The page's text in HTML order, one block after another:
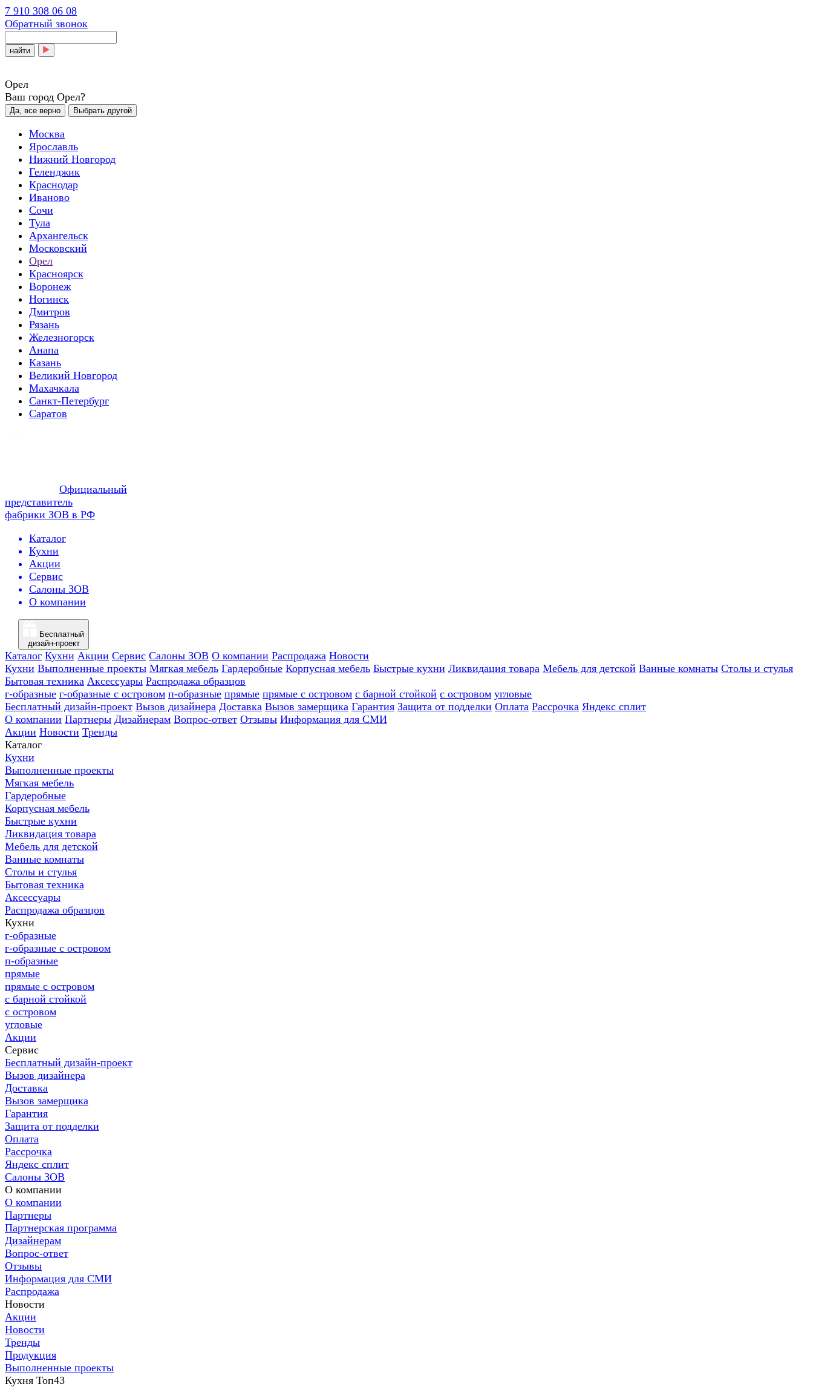
7 910 308 06 08
Обратный звонок
найти
Орел
Ваш город Орел?
Да, все верно Выбрать другой
Москва
Ярославль
Нижний Новгород
Геленджик
Краснодар
Иваново
Сочи
Тула
Архангельск
Московский
Орел
Красноярск
Воронеж
Ногинск
Дмитров
Рязань
Железногорск
Анапа
Казань
Великий Новгород
Махачкала
Санкт-Петербург
Саратов
Официальный
представитель
фабрики ЗОВ в РФ
Каталог
Кухни
Акции
Сервис
Салоны ЗОВ
О компании
Бесплатный
дизайн-проект
Каталог Кухни Акции Сервис Салоны ЗОВ О компании Распродажа Новости
Кухни Выполненные проекты Мягкая мебель Гардеробные Корпусная мебель Быстрые кухни Ликвидация товара Мебель для детской Ванные комнаты Столы и стулья
Бытовая техника Аксессуары Распродажа образцов
г-образные г-образные с островом п-образные прямые прямые с островом с барной стойкой с островом угловые
Бесплатный дизайн-проект Вызов дизайнера Доставка Вызов замерщика Гарантия Защита от подделки Оплата Рассрочка Яндекс сплит
О компании Партнеры Дизайнерам Вопрос-ответ Отзывы Информация для СМИ
Акции Новости Тренды
Каталог
Кухни
Выполненные проекты
Мягкая мебель
Гардеробные
Корпусная мебель
Быстрые кухни
Ликвидация товара
Мебель для детской
Ванные комнаты
Столы и стулья
Бытовая техника
Аксессуары
Распродажа образцов
Кухни
г-образные
г-образные с островом
п-образные
прямые
прямые с островом
с барной стойкой
с островом
угловые
Акции
Сервис
Бесплатный дизайн-проект
Вызов дизайнера
Доставка
Вызов замерщика
Гарантия
Защита от подделки
Оплата
Рассрочка
Яндекс сплит
Салоны ЗОВ
О компании
О компании
Партнеры
Партнерская программа
Дизайнерам
Вопрос-ответ
Отзывы
Информация для СМИ
Распродажа
Новости
Акции
Новости
Тренды
Продукция
Выполненные проекты
Кухня Топ43